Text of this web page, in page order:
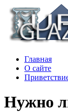
Главная
О сайте
Нужно